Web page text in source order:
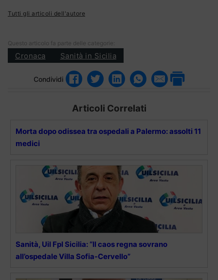
Tutti gli articoli dell'autore
Questo articolo fa parte delle categorie:
Cronaca Sanità in Sicilia
Condividi
Articoli Correlati
Morta dopo odissea tra ospedali a Palermo: assolti 11
medici
Sanità, Uil Fpl Sicilia: “Il caos regna sovrano
all’ospedale Villa Sofia-Cervello”